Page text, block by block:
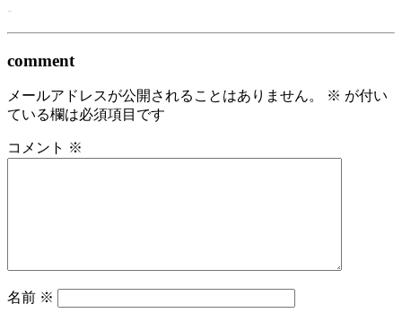
-
comment
メールアドレスが公開されることはありません。 ※ が付い
ている欄は必須項目です
コメント ※
名前 ※